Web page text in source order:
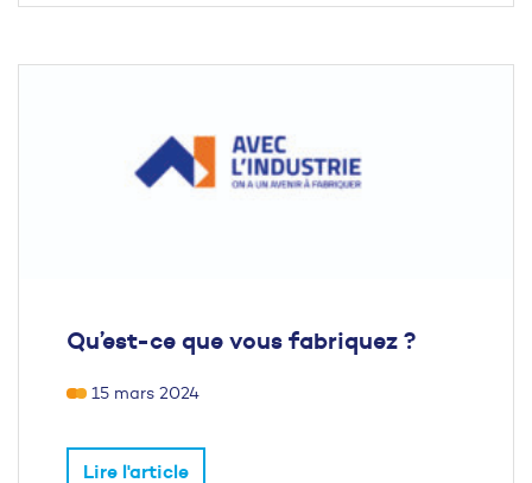
Qu’est-ce que vous fabriquez ?
15 mars 2024
Lire l'article